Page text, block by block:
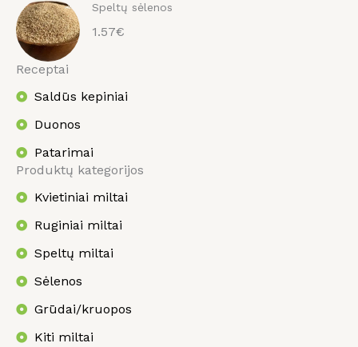
Speltų sėlenos
1.57€
Receptai
Saldūs kepiniai
Duonos
Patarimai
Produktų kategorijos
Kvietiniai miltai
Ruginiai miltai
Speltų miltai
Sėlenos
Grūdai/kruopos
Kiti miltai